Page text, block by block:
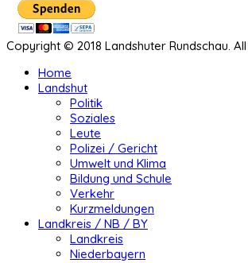
Copyright © 2018 Landshuter Rundschau.
Home
Landshut
Politik
Soziales
Leute
Polizei / Gericht
Umwelt und Klima
Bildung und Schule
Verkehr
Kurzmeldungen
Landkreis / NB / BY
Landkreis
Niederbayern